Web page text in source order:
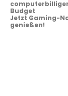
Budget.
Jetzt Gaming-
genießen!